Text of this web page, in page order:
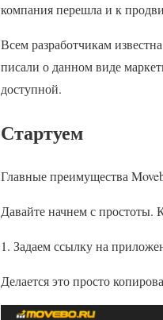
компания перешла и к
Всем разработчикам
писали о данном виде
доступной.
Стартуем
Главные преимущества
Давайте начнем с
1. Задаем ссылку на
Делается это просто